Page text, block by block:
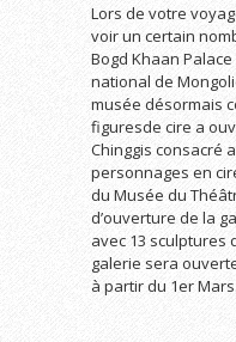
Lors de votre
voir un certain
Bogd Khaan
national de
musée désormais
figuresde cire a
Chinggis consacré
personnages en
du Musée du
d’ouverture de la
avec 13 sculptures
galerie sera
à partir du 1er Mars.